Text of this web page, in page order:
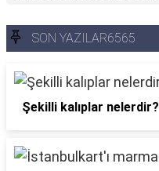
SON YAZILAR6565
Şekilli kalıplar nelerdir?